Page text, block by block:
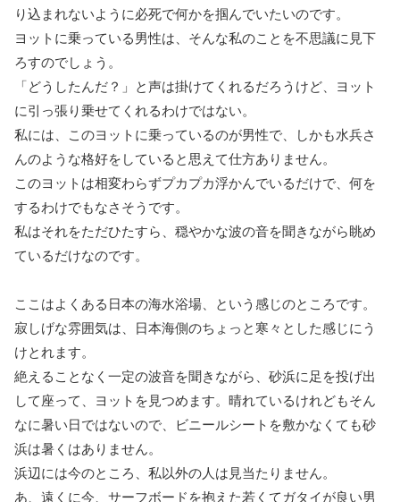
り込まれないように必死で何かを掴んでいたいのです。
ヨットに乗っている男性は、そんな私のことを不思議に見下
ろすのでしょう。
「どうしたんだ？」と声は掛けてくれるだろうけど、ヨット
に引っ張り乗せてくれるわけではない。
私には、このヨットに乗っているのが男性で、しかも水兵さ
んのような格好をしていると思えて仕方ありません。
このヨットは相変わらずプカプカ浮かんでいるだけで、何を
するわけでもなさそうです。
私はそれをただひたすら、穏やかな波の音を聞きながら眺め
ているだけなのです。
ここはよくある日本の海水浴場、という感じのところです。
寂しげな雰囲気は、日本海側のちょっと寒々とした感じにう
けとれます。
絶えることなく一定の波音を聞きながら、砂浜に足を投げ出
して座って、ヨットを見つめます。 晴れているけれどもそん
なに暑い日ではないので、ビニールシートを敷かなくても砂
浜は暑くはありません。
浜辺には今のところ、私以外の人は見当たりません。
あ、遠くに今、サーフボードを抱えた若くてガタイが良い男